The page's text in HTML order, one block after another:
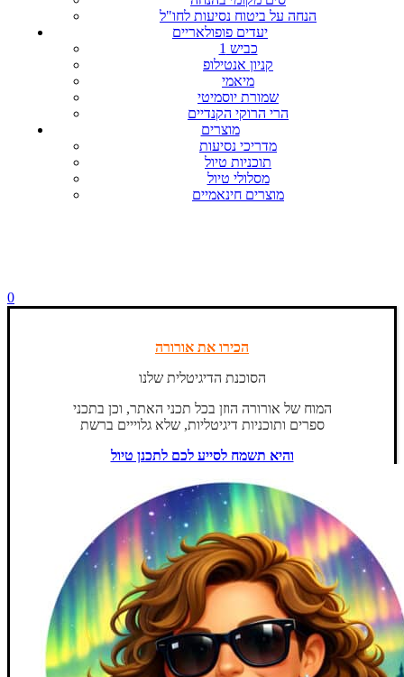
הנחה על ביטוח נסיעות לחו"ל
יעדים פופולאריים
כביש 1
קניון אנטילופ
מיאמי
שמורת יוסמיטי
הרי הרוקי הקנדיים
מוצרים
מדריכי נסיעות
תוכניות טיול
מסלולי טיול
מוצרים חינאמיים
0
הכירו את אורורה
הסוכנת הדיגיטלית שלנו
המוח של אורורה הוזן בכל תכני האתר, וכן בתכני
ספרים ותוכניות דיגיטליות, שלא גלוייים ברשת
והיא תשמח לסייע לכם לתכנן טיול